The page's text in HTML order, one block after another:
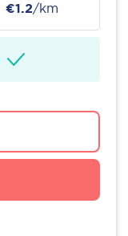
€1.2/km